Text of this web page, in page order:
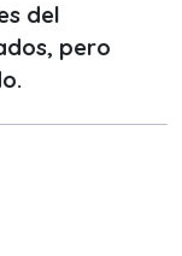
del
pero